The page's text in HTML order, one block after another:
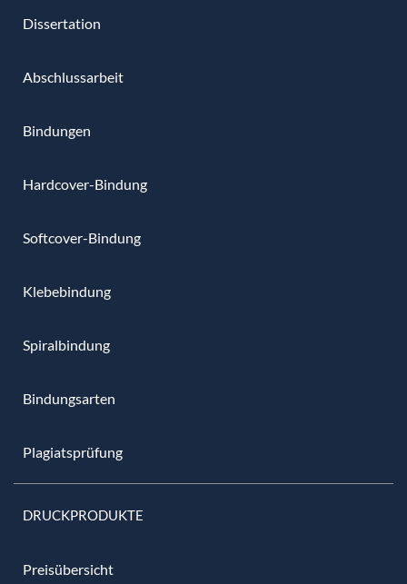
Dissertation
Abschlussarbeit
Bindungen
Hardcover-Bindung
Softcover-Bindung
Klebebindung
Spiralbindung
Bindungsarten
Plagiatsprüfung
DRUCKPRODUKTE
Preisübersicht